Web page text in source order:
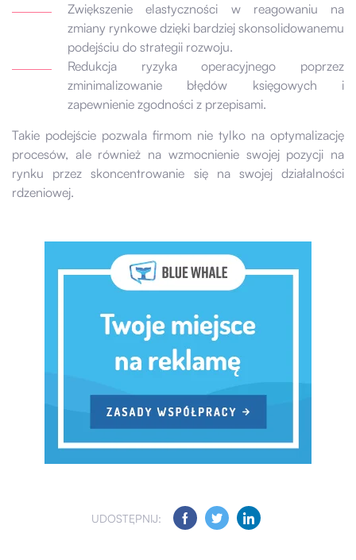
Zwiększenie elastyczności w reagowaniu na
zmiany rynkowe dzięki bardziej skonsolidowanemu
podejściu do strategii rozwoju.
Redukcja ryzyka operacyjnego poprzez
zminimalizowanie błędów księgowych i
zapewnienie zgodności z przepisami.
Takie podejście pozwala firmom nie tylko na optymalizację
procesów, ale również na wzmocnienie swojej pozycji na
rynku przez skoncentrowanie się na swojej działalności
rdzeniowej.
UDOSTĘPNIJ: